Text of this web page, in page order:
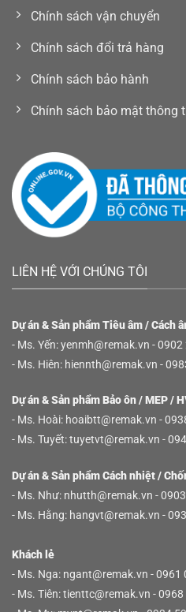
Chính sách vận chuyển
Chính sách đổi trả hàng
Chính sách bảo hành
Chính sách bảo mật thông
LIÊN HỆ VỚI CHÚNG TÔI
Dự án & Sản phẩm Tiêu âm / Cách
- Ms. Yến:yenmh@remak.vn - 0902
- Ms. Hiên: hiennth@remak.vn -
Dự án & Sản phẩm Bảo ôn / MEP /
- Ms. Hoài: hoaibtt@remak.vn -
- Ms. Tuyết:tuyetvt@remak.vn -
Dự án & Sản phẩm Cách nhiệt /
- Ms. Như: nhutth@remak.vn -
- Ms. Hằng: hangvt@remak.vn -
Khách lẻ
- Ms. Nga: ngant@remak.vn - 0961
- Ms. Tiên:tienttc@remak.vn -